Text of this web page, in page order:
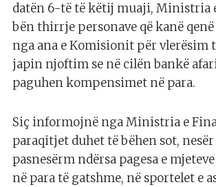
datën 6-të të këtij muaji, Ministria
bën thirrje personave që kanë
nga ana e Komisionit për vlerësim
japin njoftim se në cilën bankë
paguhen kompensimet në para.
Siç informojnë nga Ministria e
paraqitjet duhet të bëhen sot, nesër
pasnesërm ndërsa pagesa e
në para të gatshme, në sportelet e